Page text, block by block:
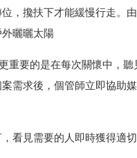
，攙扶下才能緩慢行走。
曬曬太陽
重要的是在每次關懷中，
需求後，個管師立即協助
看見需要的人即時獲得適